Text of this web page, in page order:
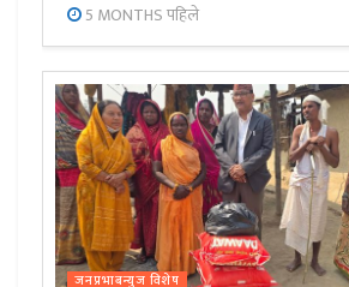
5 MONTHS पहिले
जनप्रभाबन्युज विशेष